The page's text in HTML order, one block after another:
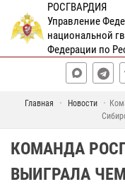
РОСГВАРДИЯ
Управление
национальной
Федерации по
Главная Новости
КОМАНДА
ВЫИГРАЛА